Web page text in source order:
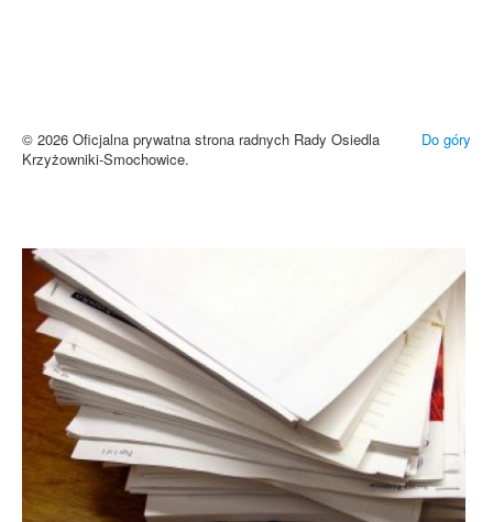
Do góry
© 2026 Oficjalna prywatna strona radnych Rady Osiedla
Krzyżowniki-Smochowice.